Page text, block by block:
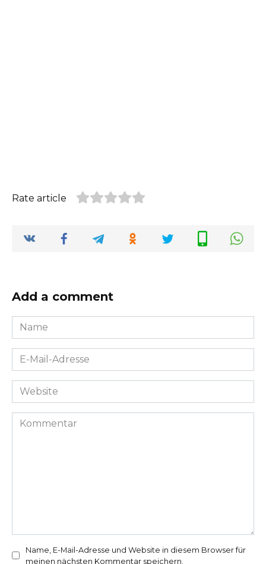
Rate article
Add a comment
Name
*
E-
Mail-
Adresse
Website
Kommentar
Name, E-Mail-Adresse und Website in diesem Browser für
meinen nächsten Kommentar speichern.